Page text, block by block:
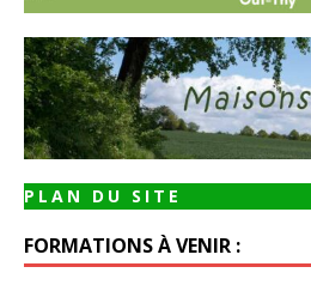
PLAN DU SITE
FORMATIONS À VENIR :